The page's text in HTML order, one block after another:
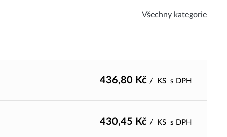
Všechny kategorie
436,80 Kč / KS s DPH
430,45 Kč / KS s DPH